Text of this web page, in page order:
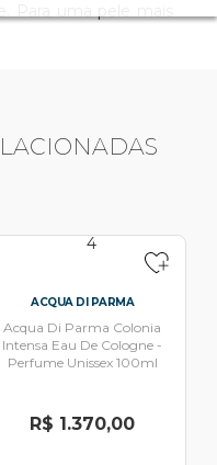
Para uma pele mais
ACQUA DI PARMA
Acqua Di Parma Colonia
Intensa Eau De Cologne -
Perfume Unissex 100ml
R$ 1.370,00